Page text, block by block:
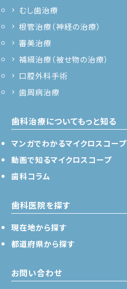
むし歯治療
根管治療（神経の治療）
審美治療
補綴治療（被せ物の治療）
口腔外科手術
歯周病治療
歯科治療についてもっと知る
マンガでわかるマイクロスコープ
動画で知るマイクロスコープ
歯科コラム
歯科医院を探す
現在地から探す
都道府県から探す
お問い合わせ